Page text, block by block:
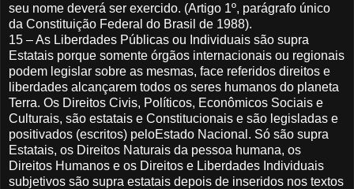
seu nome deverá ser exercido. (Artigo 1º, parágrafo único
da Constituição Federal do Brasil de 1988).
15 – As Liberdades Públicas ou Individuais são supra
Estatais porque somente órgãos internacionais ou regionais
podem legislar sobre as mesmas, face referidos direitos e
liberdades alcançarem todos os seres humanos do planeta
Terra. Os Direitos Civis, Políticos, Econômicos Sociais e
Culturais, são estatais e Constitucionais e são legisladas e
positivados (escritos) peloEstado Nacional. Só são supra
Estatais, os Direitos Naturais da pessoa humana, os
Direitos Humanos e os Direitos e Liberdades Individuais
subjetivos são supra estatais depois de inseridos nos textos